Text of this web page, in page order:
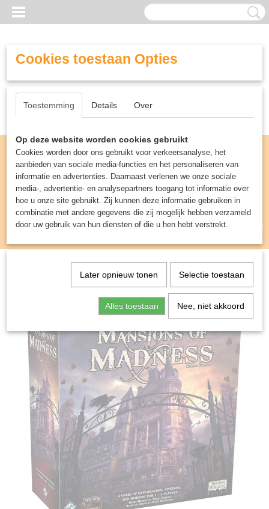
Inloggen Registreren
UW WINKELWAGEN
(0)
Spellen & Puzzels> Coöperatief>Mansions of
Cookies toestaan Opties
Toestemming Details Over
Op deze website worden cookies gebruikt
Cookies worden door ons gebruikt voor verkeersanalyse, het
aanbieden van sociale media-functies en het personaliseren van
informatie en advertenties. Daarnaast verlenen we onze sociale
media-, advertentie- en analysepartners toegang tot informatie over
hoe u onze site gebruikt. Zij kunnen deze informatie gebruiken in
combinatie met andere gegevens die zij mogelijk hebben verzameld
door uw gebruik van hun diensten of die u hen hebt verstrekt.
Later opnieuw tonen Selectie toestaan
Alles toestaan Nee, niet akkoord